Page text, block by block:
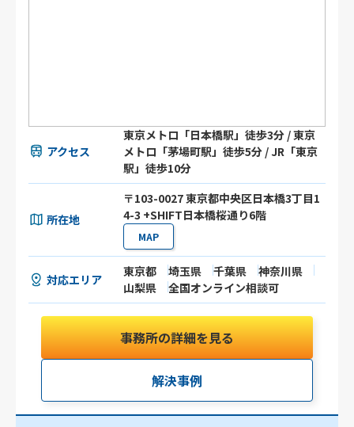
アクセス
東京メトロ「日本橋駅」徒歩3分 / 東京
メトロ「茅場町駅」徒歩5分 / JR「東京
駅」徒歩10分
所在地
〒103-0027 東京都中央区日本橋3丁目1
4-3 +SHIFT日本橋桜通り6階
MAP
対応エリア
東京都 埼玉県 千葉県
神奈川県
山梨県
全国オンライン相談可
事務所の詳細を見る
解決事例